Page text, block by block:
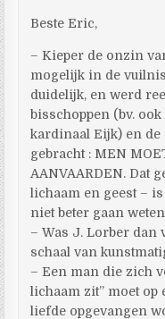
Beste Eric,
– Kieper de onzin
mogelijk in de
duidelijk, en werd
bisschoppen (bv.
kardinaal Eijk) en
gebracht : MEN
AANVAARDEN. Dat
lichaam en geest –
niet beter gaan
– Was J. Lorber dan
schaal van
– Een man die zich
lichaam zit” moet op
liefde opgevangen